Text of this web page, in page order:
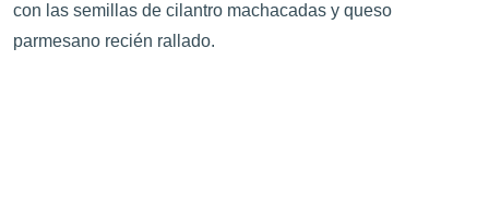
con las semillas de cilantro machacadas y queso
parmesano recién rallado.